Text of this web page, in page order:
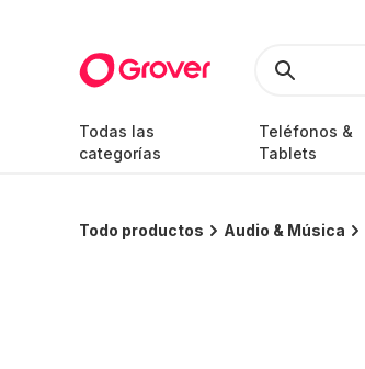
Todas las
categorías
Teléfonos &
Tablets
Todo productos Audio & Música